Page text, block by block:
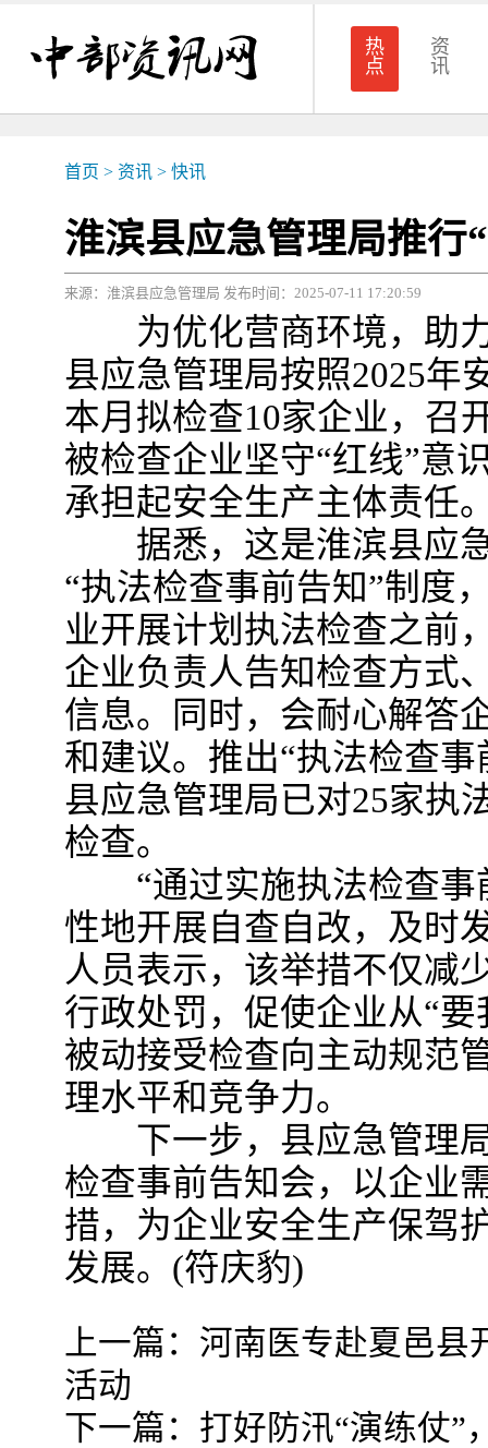
热
点
资
讯
首页 > 资讯 > 快讯
淮滨县应急管理局推行
来源：淮滨县应急管理局 发布时间：2025-07-11 17:20:59
为优化营商环境，助力
县应急管理局按照2025年
本月拟检查10家企业，召
被检查企业坚守“红线”意
承担起安全生产主体责任
据悉，这是淮滨县应急
“执法检查事前告知”制度
业开展计划执法检查之前
企业负责人告知检查方式
信息。同时，会耐心解答
和建议。推出“执法检查
县应急管理局已对25家执
检查。
“通过实施执法检查事
性地开展自查自改，及时
人员表示，该举措不仅减
行政处罚，促使企业从“
被动接受检查向主动规范
理水平和竞争力。
下一步，县应急管理局
检查事前告知会，以企业
措，为企业安全生产保驾
发展。(符庆豹)
上一篇： 河南医专赴夏邑县
活动
下一篇： 打好防汛“演练仗”